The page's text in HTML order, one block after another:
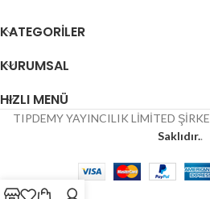
KATEGORİLER
KURUMSAL
HIZLI MENÜ
TIPDEMY YAYINCILIK LİMİTED
Saklıdır..